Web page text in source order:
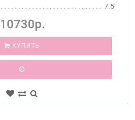
7.5
10730р.
КУПИТЬ